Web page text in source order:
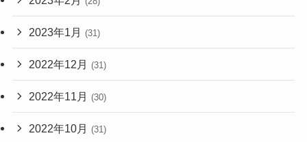
2023年1月 (31)
2022年12月 (31)
2022年11月 (30)
2022年10月 (31)